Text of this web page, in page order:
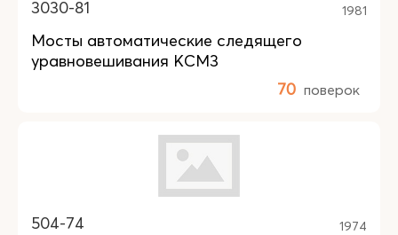
3030-81 1981
Мосты автоматические следящего
уравновешивания КСМ3
70 поверок
504-74 1974